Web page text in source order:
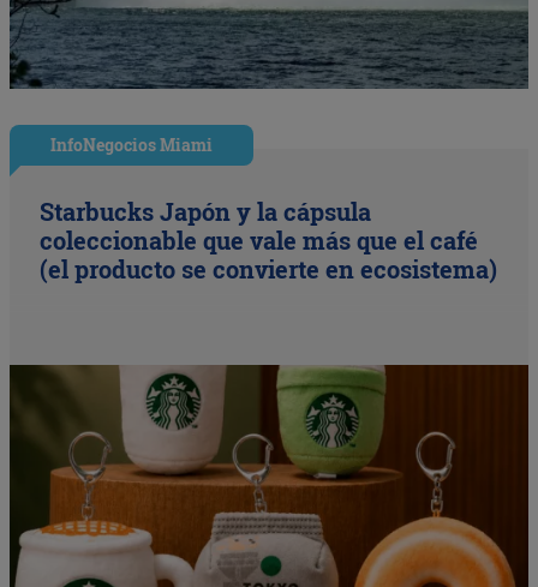
InfoNegocios Miami
Starbucks Japón y la cápsula
coleccionable que vale más que el café
(el producto se convierte en ecosistema)